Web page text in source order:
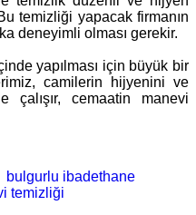
temizliği yapacak firmanın
deneyimli olması gerekir.
yapılması için büyük bir
camilerin hijyenini ve
çalışır, cemaatin manevi
bulgurlu ibadethane
temizliği